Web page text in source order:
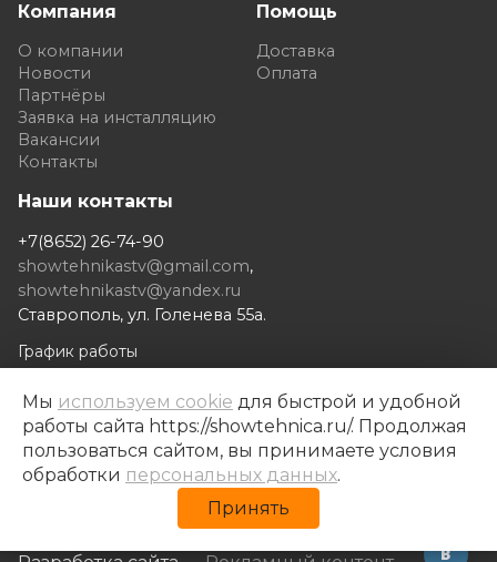
Компания
О компании
Новости
Партнёры
Заявка на инсталляцию
Вакансии
Контакты
Помощь
Доставка
Оплата
Наши контакты
+7(8652) 26-74-90
showtehnikastv@gmail.com,
showtehnikastv@yandex.ru
Ставрополь, ул. Голенева 55а.
График работы
Вс с 10 до 18.00
Мы используем cookie для быстрой и удобной
работы сайта https://showtehnica.ru/. Продолжая
пользоваться сайтом, вы принимаете условия
обработки персональных данных.
Принять